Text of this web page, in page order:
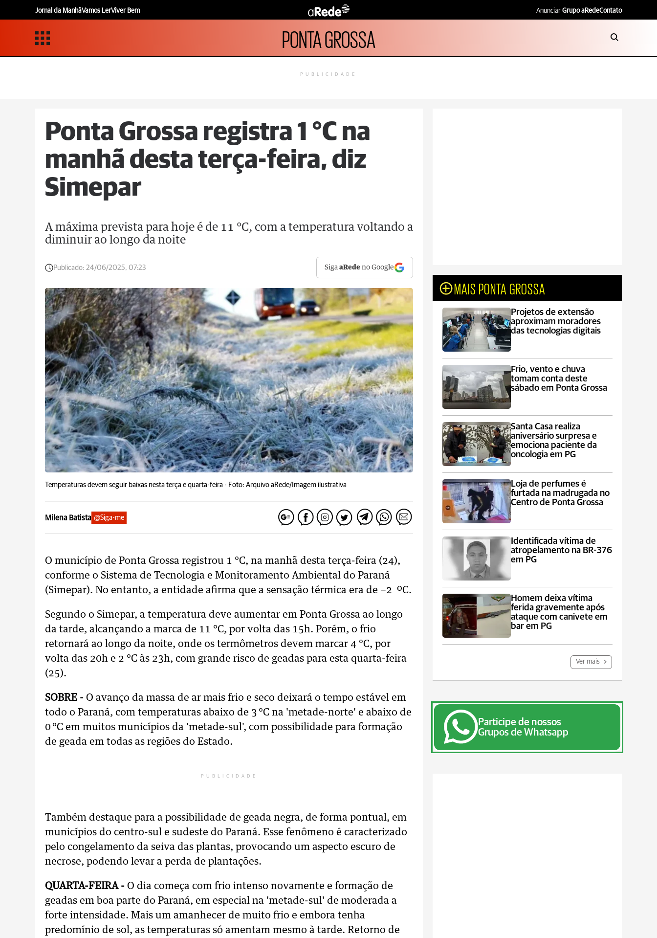
Jornal da ManhãVamos LerViver Bem Anunciar Grupo aRedeContato
PONTA GROSSA
PUBLICIDADE
Ponta Grossa registra 1 °C na
manhã desta terça-feira, diz
Simepar
A máxima prevista para hoje é de 11 °C, com a temperatura voltando a
diminuir ao longo da noite
Publicado: 24/06/2025, 07:23 SigaaRede no Google
Temperaturas devem seguir baixas nesta terça e quarta-feira - Foto: Arquivo aRede/Imagem ilustrativa
Milena Batista @Siga-me
O município de Ponta Grossa registrou 1 °C, na manhã desta terça-feira (24),
conforme o Sistema de Tecnologia e Monitoramento Ambiental do Paraná
(Simepar). No entanto, a entidade afirma que a sensação térmica era de −2 ºC.
Segundo o Simepar, a temperatura deve aumentar em Ponta Grossa ao longo
da tarde, alcançando a marca de 11 °C, por volta das 15h. Porém, o frio
retornará ao longo da noite, onde os termômetros devem marcar 4 °C, por
volta das 20h e 2 °C às 23h, com grande risco de geadas para esta quarta-feira
(25).
SOBRE - O avanço da massa de ar mais frio e seco deixará o tempo estável em
todo o Paraná, com temperaturas abaixo de 3 °C na 'metade-norte' e abaixo de
0 °C em muitos municípios da 'metade-sul', com possibilidade para formação
de geada em todas as regiões do Estado.
PUBLICIDADE
Também destaque para a possibilidade de geada negra, de forma pontual, em
municípios do centro-sul e sudeste do Paraná. Esse fenômeno é caracterizado
pelo congelamento da seiva das plantas, provocando um aspecto escuro de
necrose, podendo levar a perda de plantações.
QUARTA-FEIRA - O dia começa com frio intenso novamente e formação de
geadas em boa parte do Paraná, em especial na 'metade-sul' de moderada a
forte intensidade. Mais um amanhecer de muito frio e embora tenha
predomínio de sol, as temperaturas só amentam mesmo à tarde. Retorno de
MAIS PONTA GROSSA
Projetos de extensão
aproximam moradores
das tecnologias digitais
Frio, vento e chuva
tomam conta deste
sábado em Ponta Grossa
Santa Casa realiza
aniversário surpresa e
emociona paciente da
oncologia em PG
Loja de perfumes é
furtada na madrugada no
Centro de Ponta Grossa
Identificada vítima de
atropelamento na BR-376
em PG
Homem deixa vítima
ferida gravemente após
ataque com canivete em
bar em PG
Ver mais
Participe de nossos
Grupos de Whatsapp